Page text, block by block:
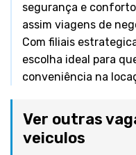
segurança e
assim viagens de
Com filiais
escolha ideal para
conveniência na
Ver outras
veiculos